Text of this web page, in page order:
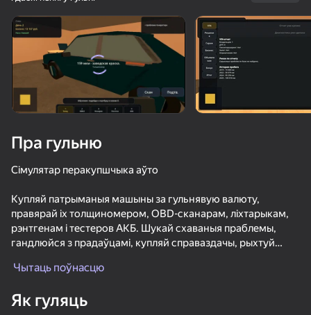
Павярніце прыладу
Гульня працуе толькі ў гарызантальнай
арыентацыі
МКАД: вклинься в поток
Пра гульню
Сімулятар перакупшчыка аўто
Купляй патрыманыя машыны за гульнявую валюту,
правярай іх толщиномером, OBD-сканарам, ліхтарыкам,
рэнтгенам і тестеров АКБ. Шукай схаваныя праблемы,
гандлюйся з прадаўцамі, купляй справаздачы, рыхтуй
рэпутацыю і развіць свой гараж. Чым больш у цябе
Чытаць поўнасцю
Як гуляць